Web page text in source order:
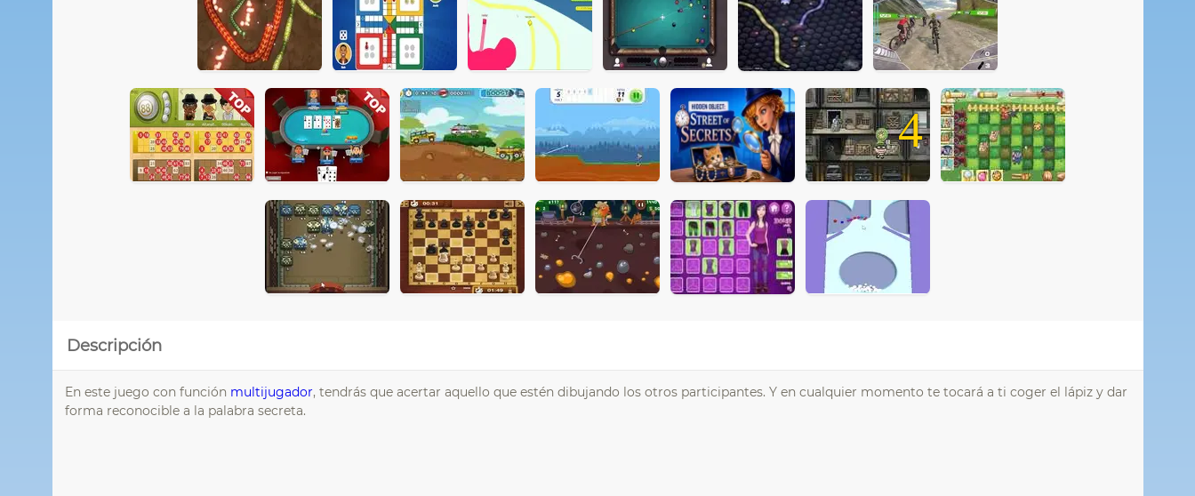
4
Descripción
En este juego con función multijugador, tendrás que acertar aquello que estén dibujando los otros participantes. Y en cualquier momento te tocará a ti coger el lápiz y dar
forma reconocible a la palabra secreta.